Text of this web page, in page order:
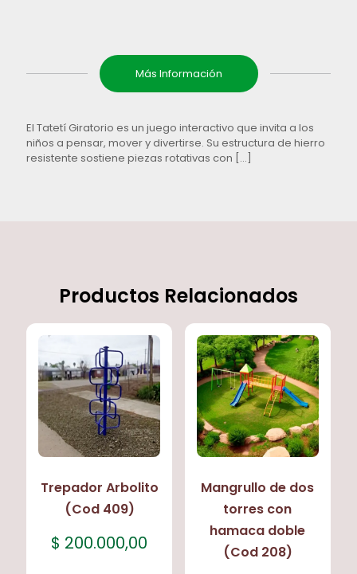
Más Información
El Tatetí Giratorio es un juego interactivo que invita a los
niños a pensar, mover y divertirse. Su estructura de hierro
resistente sostiene piezas rotativas con […]
Productos Relacionados
Trepador Arbolito
(Cod 409)
$ 200.000,00
Mangrullo de dos
torres con
hamaca doble
(Cod 208)